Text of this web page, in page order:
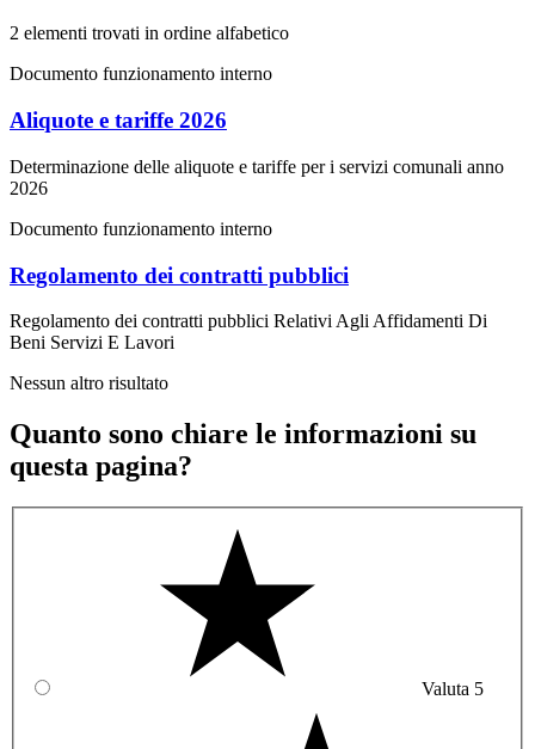
2 elementi trovati in ordine alfabetico
Documento funzionamento interno
Aliquote e tariffe 2026
Determinazione delle aliquote e tariffe per i servizi comunali anno
2026
Documento funzionamento interno
Regolamento dei contratti pubblici
Regolamento dei contratti pubblici Relativi Agli Affidamenti Di
Beni Servizi E Lavori
Nessun altro risultato
Quanto sono chiare le informazioni su
questa pagina?
Valuta 5